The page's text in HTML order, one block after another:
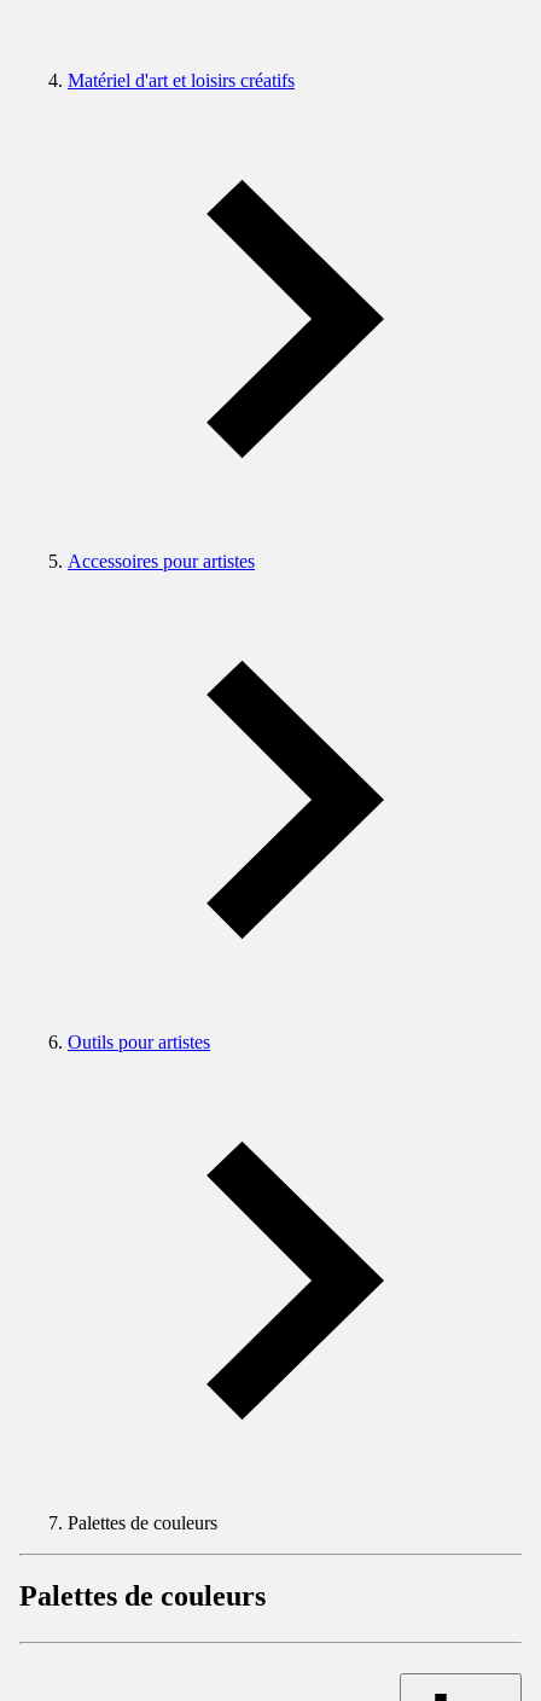
Matériel d'art et loisirs créatifs
Accessoires pour artistes
Outils pour artistes
Palettes de couleurs
Palettes de couleurs